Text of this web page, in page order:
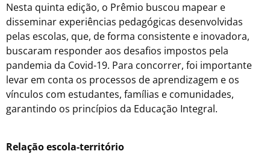
Nesta quinta edição, o Prêmio buscou mapear e
disseminar experiências pedagógicas desenvolvidas
pelas escolas, que, de forma consistente e inovadora,
buscaram responder aos desafios impostos pela
pandemia da Covid-19. Para concorrer, foi importante
levar em conta os processos de aprendizagem e os
vínculos com estudantes, famílias e comunidades,
garantindo os princípios da Educação Integral.
Relação escola-território